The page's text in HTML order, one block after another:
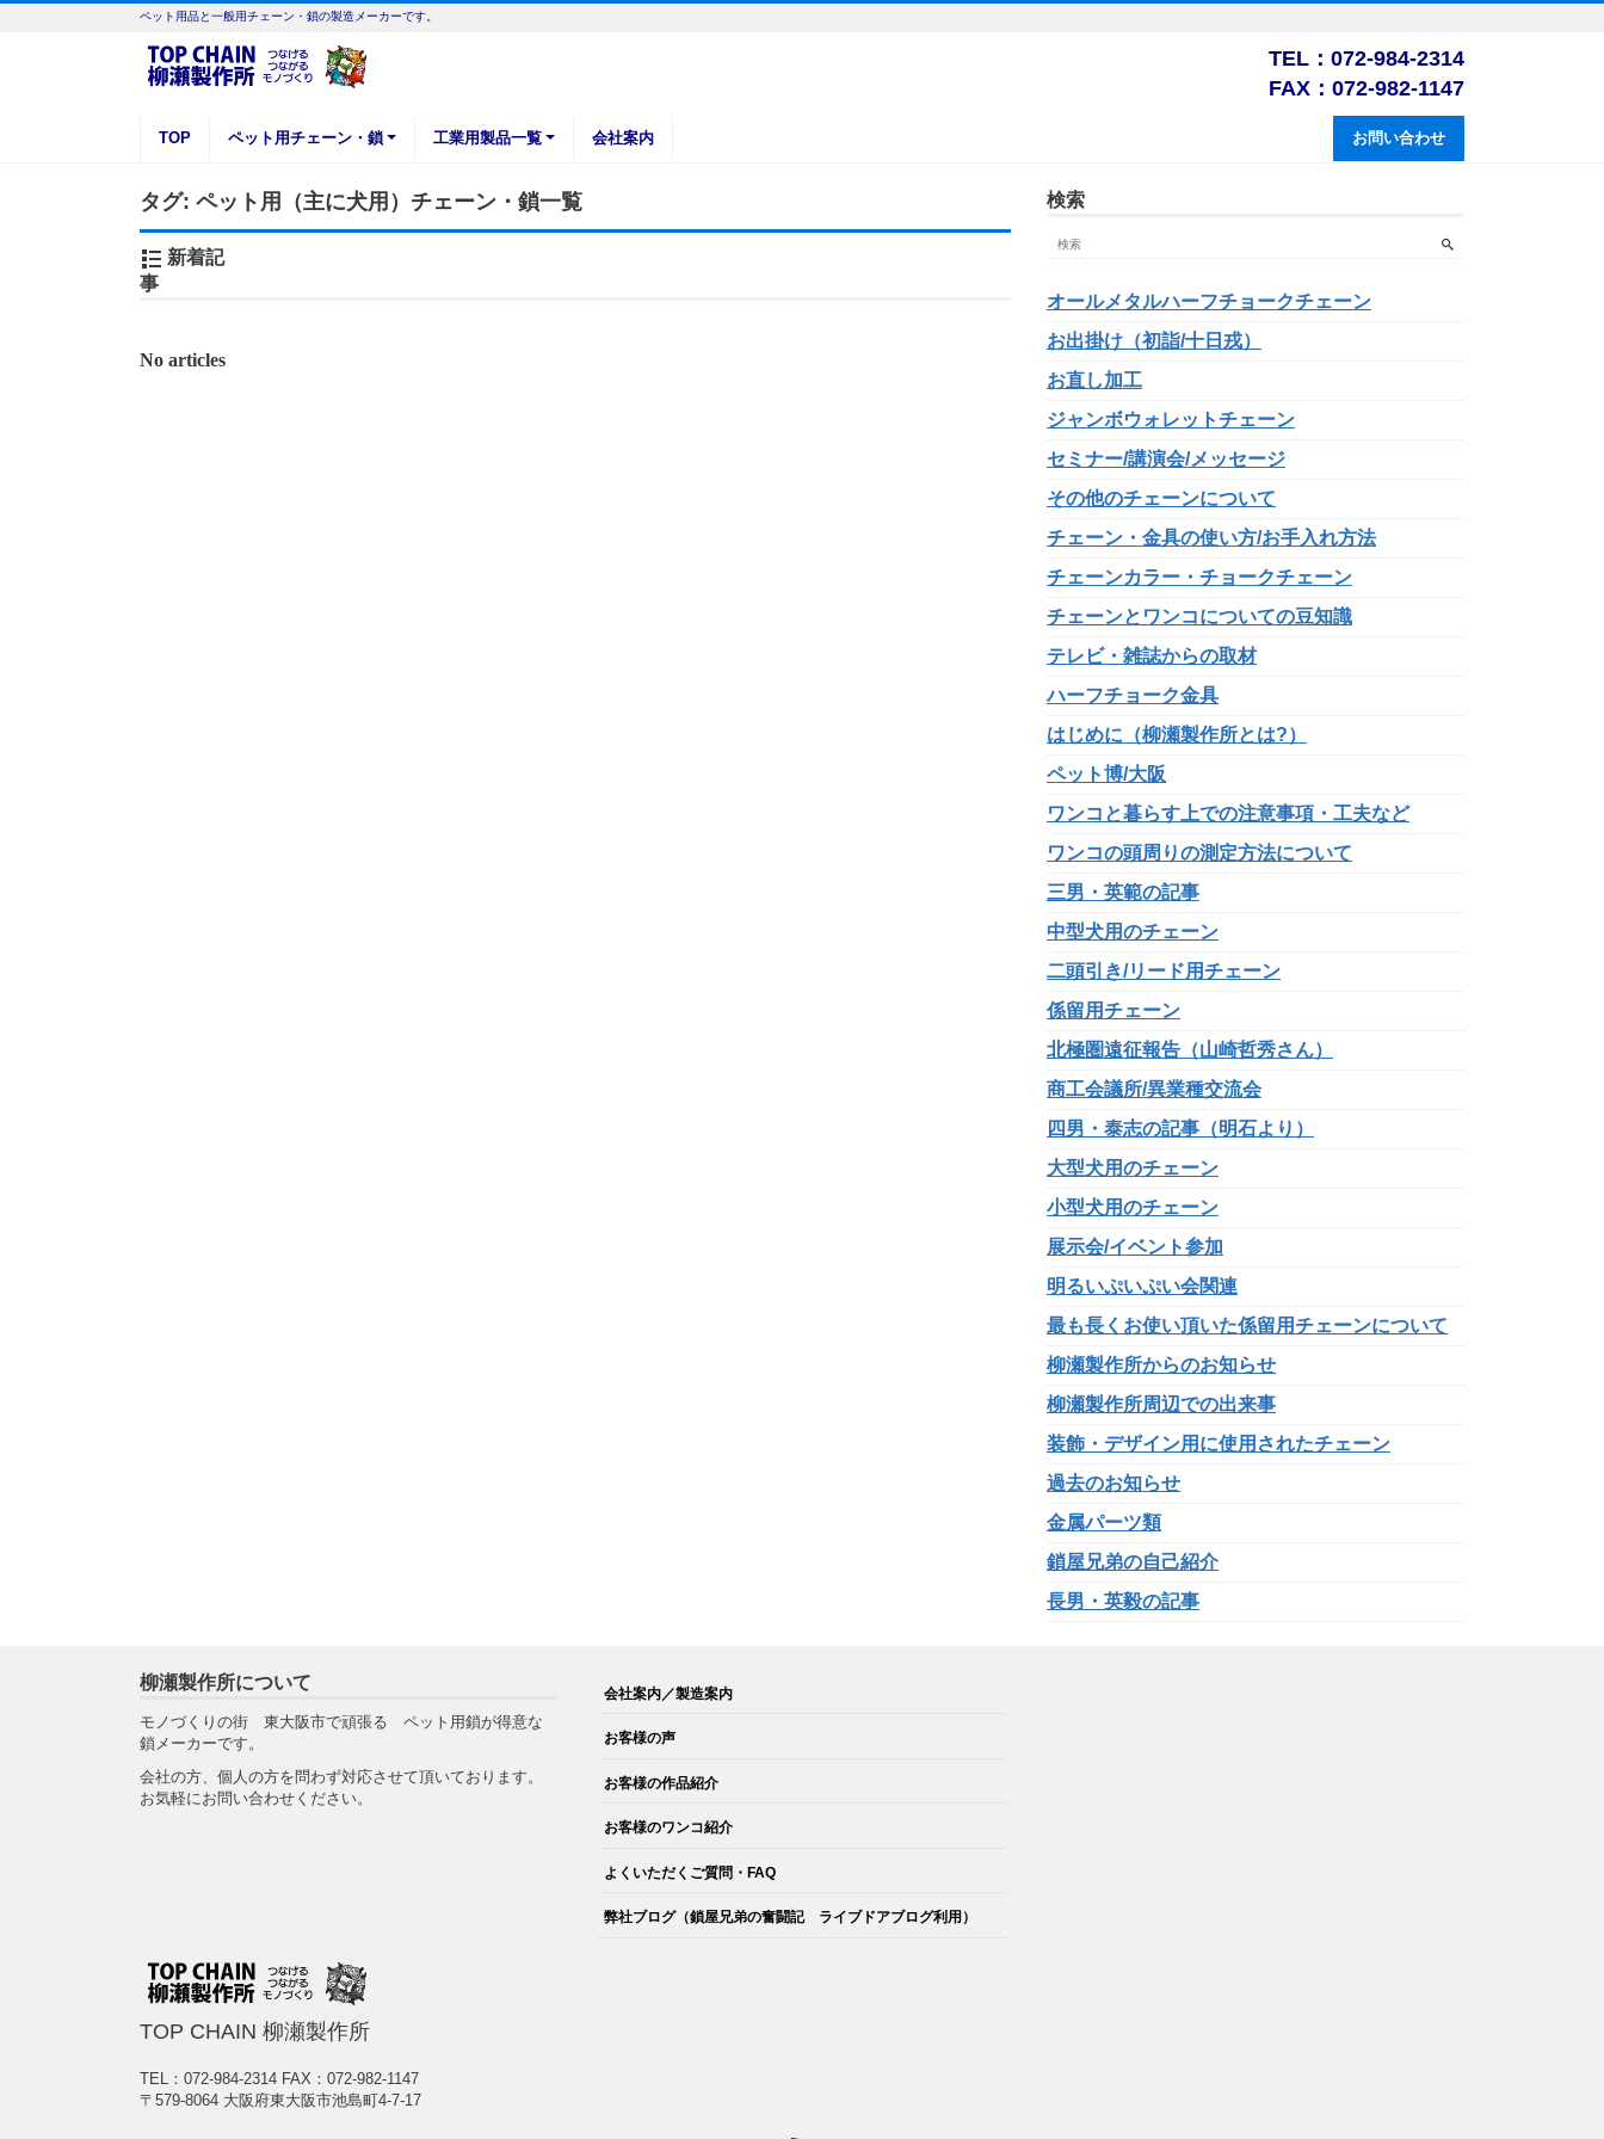
ペット用品と一般用チェーン・鎖の製造メーカーです。
TEL：072-984-2314
FAX：072-982-1147
TOP ペット用チェーン・鎖 工業用製品一覧 会社案内 お問い合わせ
タグ: ペット用（主に犬用）チェーン・鎖一覧
新着記
事
No articles
検索
オールメタルハーフチョークチェーン
お出掛け（初詣/十日戎）
お直し加工
ジャンボウォレットチェーン
セミナー/講演会/メッセージ
その他のチェーンについて
チェーン・金具の使い方/お手入れ方法
チェーンカラー・チョークチェーン
チェーンとワンコについての豆知識
テレビ・雑誌からの取材
ハーフチョーク金具
はじめに（柳瀬製作所とは?）
ペット博/大阪
ワンコと暮らす上での注意事項・工夫など
ワンコの頭周りの測定方法について
三男・英範の記事
中型犬用のチェーン
二頭引き/リード用チェーン
係留用チェーン
北極圏遠征報告（山崎哲秀さん）
商工会議所/異業種交流会
四男・泰志の記事（明石より）
大型犬用のチェーン
小型犬用のチェーン
展示会/イベント参加
明るいぷいぷい会関連
最も長くお使い頂いた係留用チェーンについて
柳瀬製作所からのお知らせ
柳瀬製作所周辺での出来事
装飾・デザイン用に使用されたチェーン
過去のお知らせ
金属パーツ類
鎖屋兄弟の自己紹介
長男・英毅の記事
柳瀬製作所について
モノづくりの街 東大阪市で頑張る ペット用鎖が得意な
鎖メーカーです。
会社の方、個人の方を問わず対応させて頂いております。
お気軽にお問い合わせください。
会社案内／製造案内
お客様の声
お客様の作品紹介
お客様のワンコ紹介
よくいただくご質問・FAQ
弊社ブログ（鎖屋兄弟の奮闘記 ライブドアブログ利用）
TOP CHAIN 柳瀬製作所
TEL：072-984-2314 FAX：072-982-1147
〒579-8064 大阪府東大阪市池島町4-7-17